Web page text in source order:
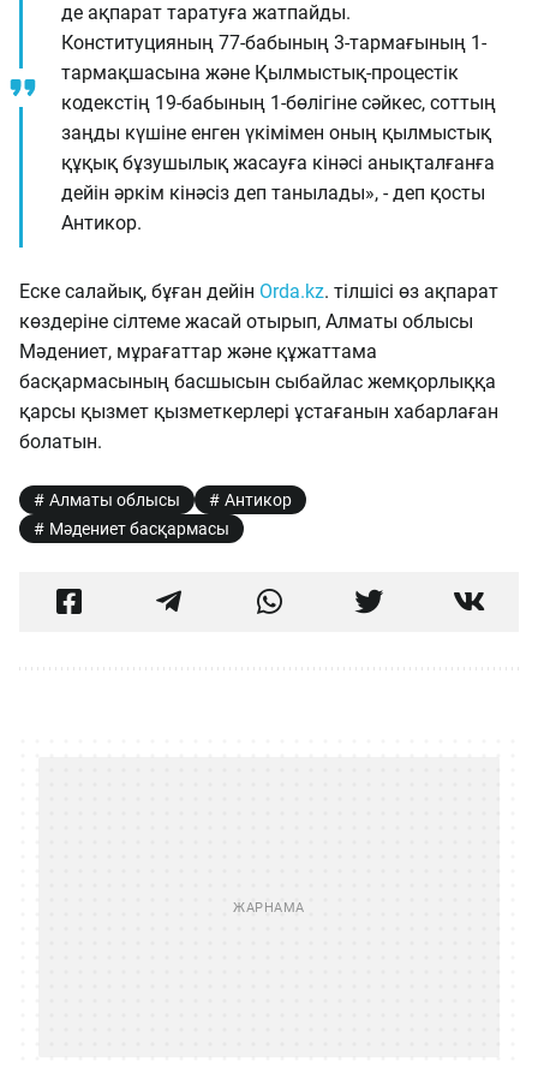
де ақпарат таратуға жатпайды.
Конституцияның 77-бабының 3-тармағының 1-
тармақшасына және Қылмыстық-процестік
кодекстің 19-бабының 1-бөлігіне сәйкес, соттың
заңды күшіне енген үкімімен оның қылмыстық
құқық бұзушылық жасауға кінәсі анықталғанға
дейін әркім кінәсіз деп танылады», - деп қосты
Антикор.
Еске салайық, бұған дейін Orda.kz. тілшісі өз ақпарат
көздеріне сілтеме жасай отырып, Алматы облысы
Мәдениет, мұрағаттар және құжаттама
басқармасының басшысын сыбайлас жемқорлыққа
қарсы қызмет қызметкерлері ұстағанын хабарлаған
болатын.
Алматы облысы
Антикор
Мәдениет басқармасы